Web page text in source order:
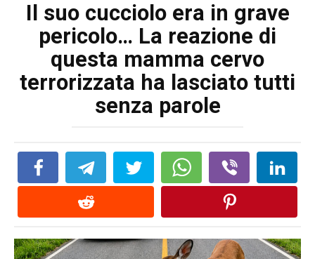
Il suo cucciolo era in grave
pericolo… La reazione di
questa mamma cervo
terrorizzata ha lasciato tutti
senza parole